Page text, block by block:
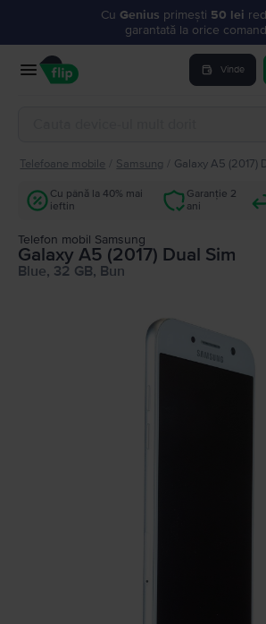
Cu Genius primești 50 lei
garantată la orice
Vinde
Telefoane mobile Samsung Galaxy A5 (2017)
Cu până la 40% mai
ieftin
Garanție 2
ani
Telefon mobil Samsung
Galaxy A5 (2017) Dual Sim
Blue, 32 GB, Bun